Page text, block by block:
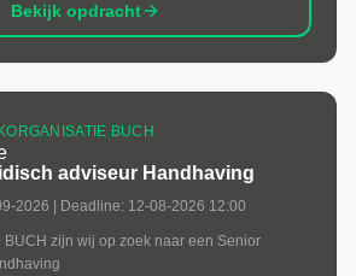
Bekijk opdracht
BUCH
adviseur Handhaving
2026 | Deadline: 12-08-2026 12:00
BUCH zijn wij op zoek naar een Senior